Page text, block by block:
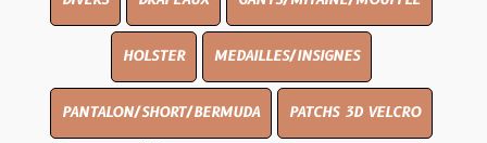
HOLSTER MEDAILLES/INSIGNES
PANTALON/SHORT/BERMUDA PATCHS 3D VELCRO